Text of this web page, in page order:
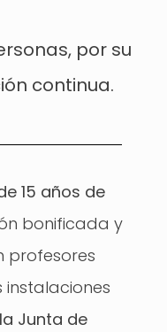
por su
continua.
15 años de
bonificada y
profesores
instalaciones
Junta de